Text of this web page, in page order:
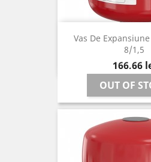
Vas De
8/1,5
Pret
166,66
OUT OF